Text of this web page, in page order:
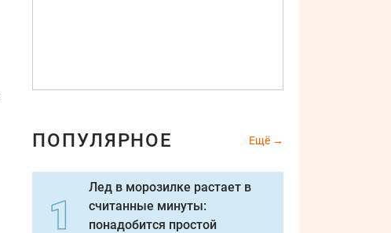
ПОПУЛЯРНОЕ Ещё
Лед в морозилке растает в
считанные минуты:
понадобится простой